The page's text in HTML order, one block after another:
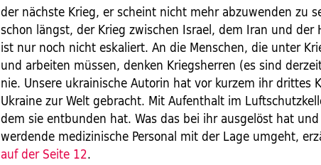
der nächste Krieg, er scheint nicht mehr abzuwenden zu
schon längst, der Krieg zwischen Israel, dem Iran und der
ist nur noch nicht eskaliert. An die Menschen, die unter
und arbeiten müssen, denken Kriegsherren (es sind
nie. Unsere ukrainische Autorin hat vor kurzem ihr drittes
Ukraine zur Welt gebracht. Mit Aufenthalt im
dem sie entbunden hat. Was das bei ihr ausgelöst hat
werdende medizinische Personal mit der Lage umgeht,
auf der Seite 12.